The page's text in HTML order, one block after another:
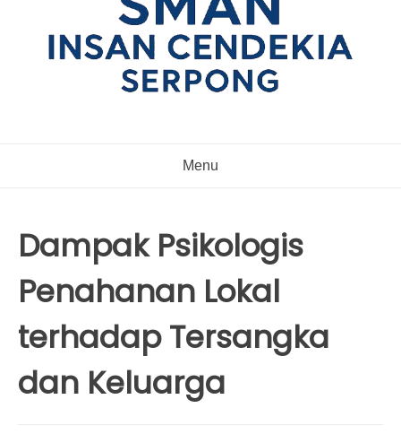
Menu
Dampak Psikologis
Penahanan Lokal
terhadap Tersangka
dan Keluarga